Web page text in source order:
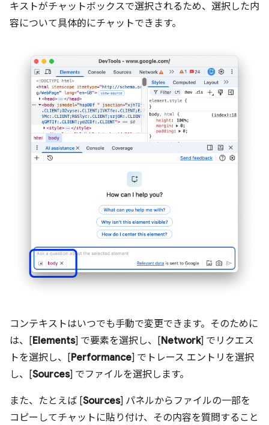
キストがチャットボックスで選択されるため、選択した内
容について具体的にチャットできます。
コンテキストはいつでも手動で変更できます。そのために
は、[Elements] で要素を選択し、[Network] でリクエス
トを選択し、[Performance] でトレース エントリを選択
し、[Sources] でファイルを選択します。
また、たとえば [Sources] パネルからファイルの一部を
コピーしてチャットに貼り付け、その内容を質問すること